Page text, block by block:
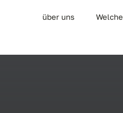
über uns